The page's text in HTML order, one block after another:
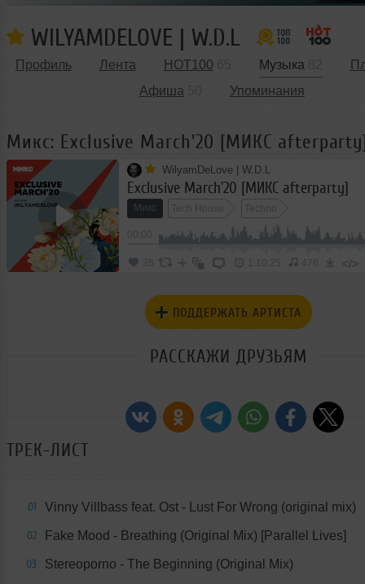
WILYAMDELOVE | W.D.L
Профиль Лента HOT100 Музыка
Афиша
Упоминания
Микс: Exclusive March'20 [МИКС
WilyamDeLove | W.D.L
Exclusive March'20 [МИКС afterparty]
Микс Tech House Techno
35 1:10:25 476 </>
ПОДДЕРЖАТЬ АРТИСТА
РАССКАЖИ ДРУЗЬЯМ
ТРЕК-ЛИСТ
01 Vinny Villbass feat. Ost - Lust For Wrong (original mix)
02 Fake Mood - Breathing (Original Mix) [Parallel Lives]
03 Stereoporno - The Beginning (Original Mix)